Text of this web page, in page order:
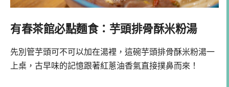
有春茶館必點麵食：芋頭排骨酥米粉湯
先別管芋頭可不可以加在湯裡，這碗芋頭排骨酥米粉湯一
上桌，古早味的記憶跟著紅蔥油香氣直接撲鼻而來！